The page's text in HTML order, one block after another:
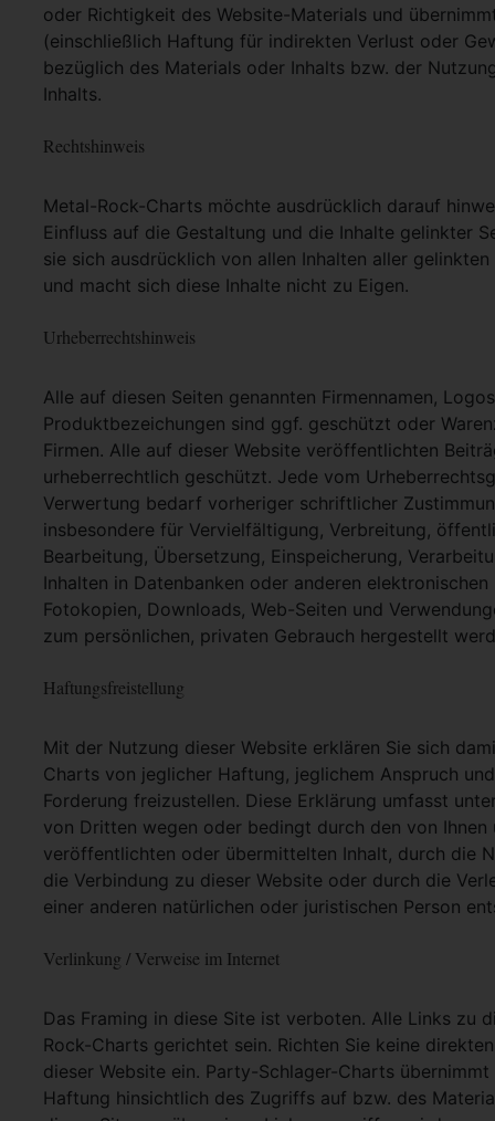
oder Richtigkeit des Website-Materials und
(einschließlich Haftung für indirekten Verlust oder
bezüglich des Materials oder Inhalts bzw. der
Inhalts.
Rechtshinweis
Metal-Rock-Charts möchte ausdrücklich darauf
Einfluss auf die Gestaltung und die Inhalte gelinkter
sie sich ausdrücklich von allen Inhalten aller
und macht sich diese Inhalte nicht zu Eigen.
Urheberrechtshinweis
Alle auf diesen Seiten genannten Firmennamen,
Produktbezeichungen sind ggf. geschützt oder
Firmen. Alle auf dieser Website veröffentlichten
urheberrechtlich geschützt. Jede vom
Verwertung bedarf vorheriger schriftlicher
insbesondere für Vervielfältigung, Verbreitung,
Bearbeitung, Übersetzung, Einspeicherung,
Inhalten in Datenbanken oder anderen
Fotokopien, Downloads, Web-Seiten und
zum persönlichen, privaten Gebrauch hergestellt
Haftungsfreistellung
Mit der Nutzung dieser Website erklären Sie sich
Charts von jeglicher Haftung, jeglichem Anspruch
Forderung freizustellen. Diese Erklärung umfasst
von Dritten wegen oder bedingt durch den von Ihnen
veröffentlichten oder übermittelten Inhalt, durch die
die Verbindung zu dieser Website oder durch die
einer anderen natürlichen oder juristischen Person
Verlinkung / Verweise im Internet
Das Framing in diese Site ist verboten. Alle Links zu
Rock-Charts gerichtet sein. Richten Sie keine
dieser Website ein. Party-Schlager-Charts
Haftung hinsichtlich des Zugriffs auf bzw. des